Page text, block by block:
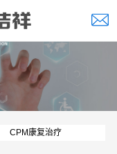
CPM康复治疗